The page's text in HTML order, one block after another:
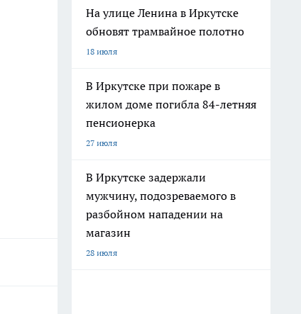
На улице Ленина в Иркутске
обновят трамвайное полотно
18 июля
В Иркутске при пожаре в
жилом доме погибла 84-летняя
пенсионерка
27 июля
В Иркутске задержали
мужчину, подозреваемого в
разбойном нападении на
магазин
28 июля